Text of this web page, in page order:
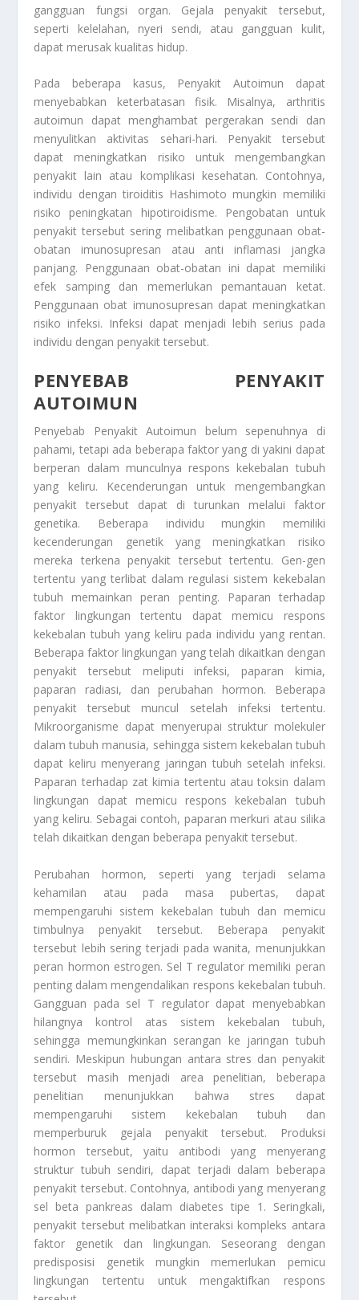
gangguan fungsi organ. Gejala penyakit tersebut,
seperti kelelahan, nyeri sendi, atau gangguan kulit,
dapat merusak kualitas hidup.
Pada beberapa kasus, Penyakit Autoimun dapat
menyebabkan keterbatasan fisik. Misalnya, arthritis
autoimun dapat menghambat pergerakan sendi dan
menyulitkan aktivitas sehari-hari. Penyakit tersebut
dapat meningkatkan risiko untuk mengembangkan
penyakit lain atau komplikasi kesehatan. Contohnya,
individu dengan tiroiditis Hashimoto mungkin memiliki
risiko peningkatan hipotiroidisme. Pengobatan untuk
penyakit tersebut sering melibatkan penggunaan obat-
obatan imunosupresan atau anti inflamasi jangka
panjang. Penggunaan obat-obatan ini dapat memiliki
efek samping dan memerlukan pemantauan ketat.
Penggunaan obat imunosupresan dapat meningkatkan
risiko infeksi. Infeksi dapat menjadi lebih serius pada
individu dengan penyakit tersebut.
PENYEBAB PENYAKIT
AUTOIMUN
Penyebab Penyakit Autoimun belum sepenuhnya di
pahami, tetapi ada beberapa faktor yang di yakini dapat
berperan dalam munculnya respons kekebalan tubuh
yang keliru. Kecenderungan untuk mengembangkan
penyakit tersebut dapat di turunkan melalui faktor
genetika. Beberapa individu mungkin memiliki
kecenderungan genetik yang meningkatkan risiko
mereka terkena penyakit tersebut tertentu. Gen-gen
tertentu yang terlibat dalam regulasi sistem kekebalan
tubuh memainkan peran penting. Paparan terhadap
faktor lingkungan tertentu dapat memicu respons
kekebalan tubuh yang keliru pada individu yang rentan.
Beberapa faktor lingkungan yang telah dikaitkan dengan
penyakit tersebut meliputi infeksi, paparan kimia,
paparan radiasi, dan perubahan hormon. Beberapa
penyakit tersebut muncul setelah infeksi tertentu.
Mikroorganisme dapat menyerupai struktur molekuler
dalam tubuh manusia, sehingga sistem kekebalan tubuh
dapat keliru menyerang jaringan tubuh setelah infeksi.
Paparan terhadap zat kimia tertentu atau toksin dalam
lingkungan dapat memicu respons kekebalan tubuh
yang keliru. Sebagai contoh, paparan merkuri atau silika
telah dikaitkan dengan beberapa penyakit tersebut.
Perubahan hormon, seperti yang terjadi selama
kehamilan atau pada masa pubertas, dapat
mempengaruhi sistem kekebalan tubuh dan memicu
timbulnya penyakit tersebut. Beberapa penyakit
tersebut lebih sering terjadi pada wanita, menunjukkan
peran hormon estrogen. Sel T regulator memiliki peran
penting dalam mengendalikan respons kekebalan tubuh.
Gangguan pada sel T regulator dapat menyebabkan
hilangnya kontrol atas sistem kekebalan tubuh,
sehingga memungkinkan serangan ke jaringan tubuh
sendiri. Meskipun hubungan antara stres dan penyakit
tersebut masih menjadi area penelitian, beberapa
penelitian menunjukkan bahwa stres dapat
mempengaruhi sistem kekebalan tubuh dan
memperburuk gejala penyakit tersebut. Produksi
hormon tersebut, yaitu antibodi yang menyerang
struktur tubuh sendiri, dapat terjadi dalam beberapa
penyakit tersebut. Contohnya, antibodi yang menyerang
sel beta pankreas dalam diabetes tipe 1. Seringkali,
penyakit tersebut melibatkan interaksi kompleks antara
faktor genetik dan lingkungan. Seseorang dengan
predisposisi genetik mungkin memerlukan pemicu
lingkungan tertentu untuk mengaktifkan respons